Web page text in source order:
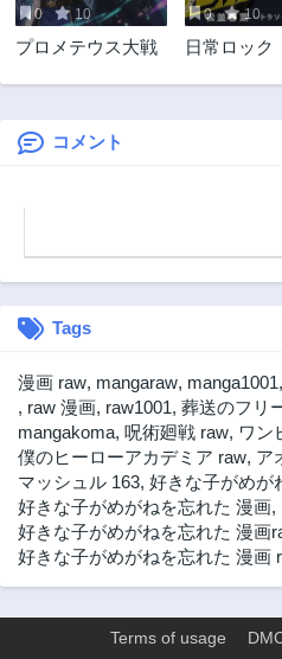
0 10
プロメテウス大戦
0 10
日常ロック
コメント
Tags
漫画 raw, mangaraw, manga1001,
, raw 漫画, raw1001, 葬送のフリ
mangakoma, 呪術廻戦 raw, ワン
僕のヒーローアカデミア raw, ア
マッシュル 163, 好きな子がめが
好きな子がめがねを忘れた 漫画,
好きな子がめがねを忘れた 漫画
好きな子がめがねを忘れた 漫画
Terms of usage